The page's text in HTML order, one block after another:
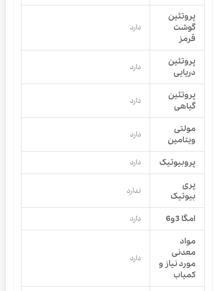
پروتئین
گوشت
قرمز
دارد
پروتئین
دریایی
دارد
پروتئین
گیاهی
دارد
مولتی
ویتامین
دارد
پروبیوتیک دارد
پری
بیوتیک
ندارد
امگا 3و6 دارد
مواد
معدنی
مورد نیاز و
کمیاب
دارد